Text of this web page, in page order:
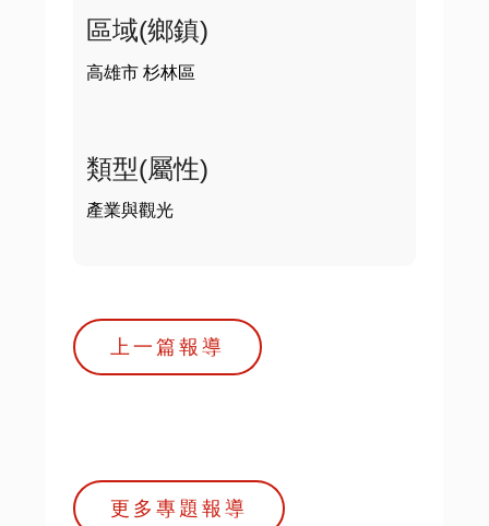
區域(鄉鎮)
高雄市 杉林區
類型(屬性)
產業與觀光
上一篇報導
更多專題報導